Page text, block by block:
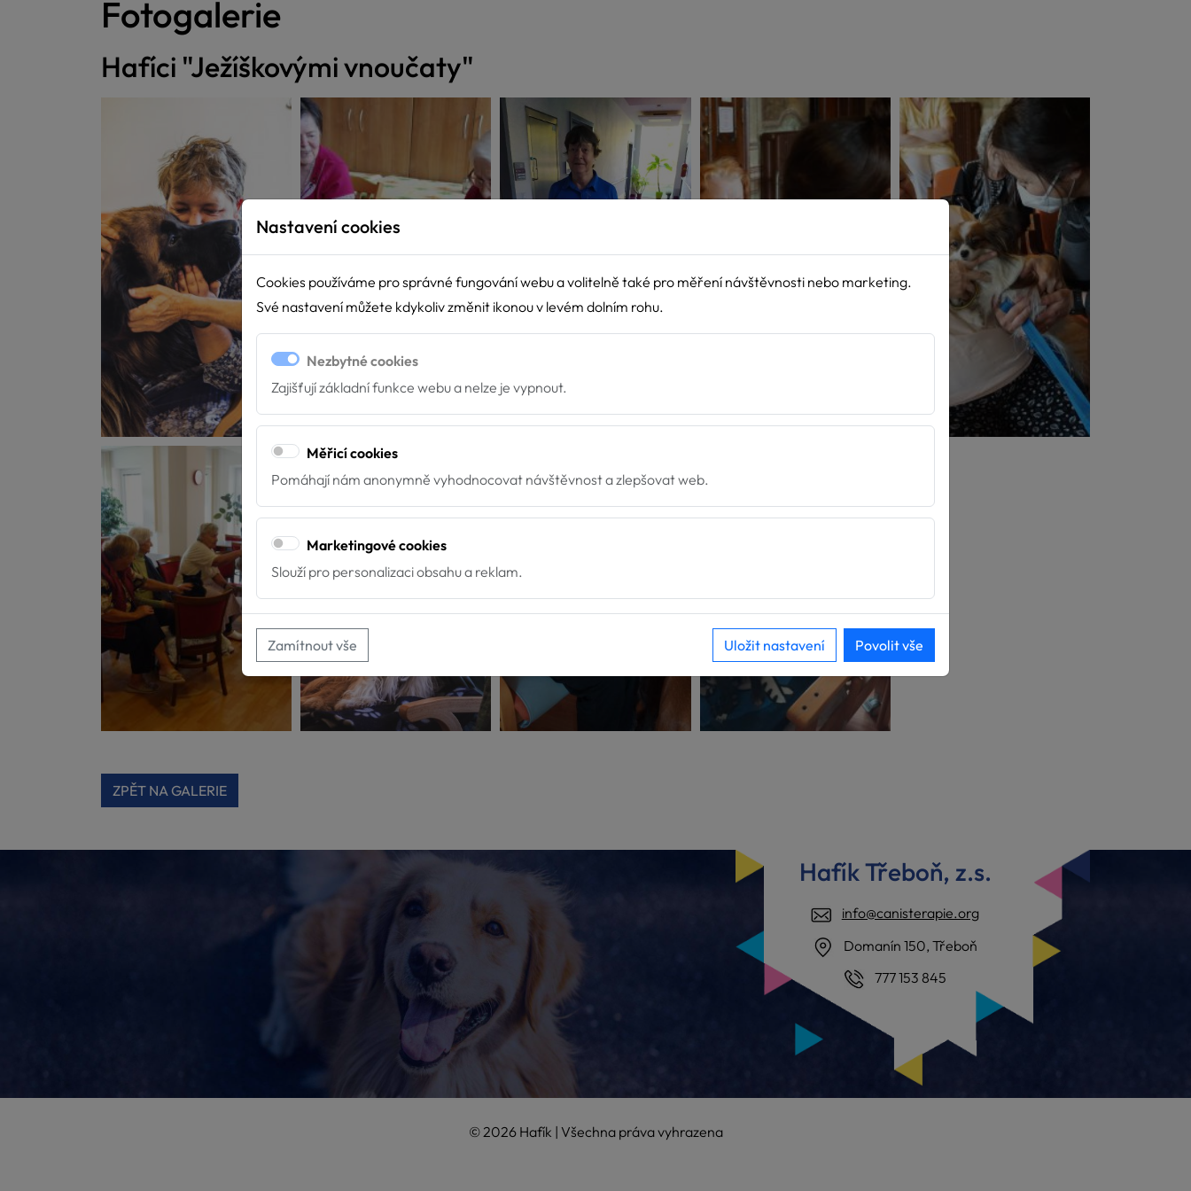
Fotogalerie
Hafíci "Ježíškovými vnoučaty"
ZPĚT NA GALERIE
Hafík Třeboň, z.s.
info@canisterapie.org
Domanín 150, Třeboň
777 153 845
© 2026 Hafík | Všechna práva vyhrazena
Nastavení cookies
Cookies používáme pro správné fungování webu a volitelně také pro měření návštěvnosti nebo marketing.
Své nastavení můžete kdykoliv změnit ikonou v levém dolním rohu.
Nezbytné cookies
Zajišťují základní funkce webu a nelze je vypnout.
Měřicí cookies
Pomáhají nám anonymně vyhodnocovat návštěvnost a zlepšovat web.
Marketingové cookies
Slouží pro personalizaci obsahu a reklam.
Zamítnout vše Uložit nastavení Povolit vše